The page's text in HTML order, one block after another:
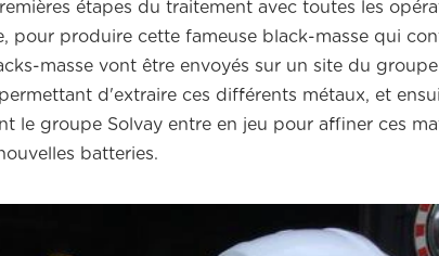
étapes du traitement avec toutes les
pour produire cette fameuse black-masse qui
masse vont être envoyés sur un site du
d'extraire ces différents métaux, et
le groupe Solvay entre en jeu pour affiner ces
batteries.